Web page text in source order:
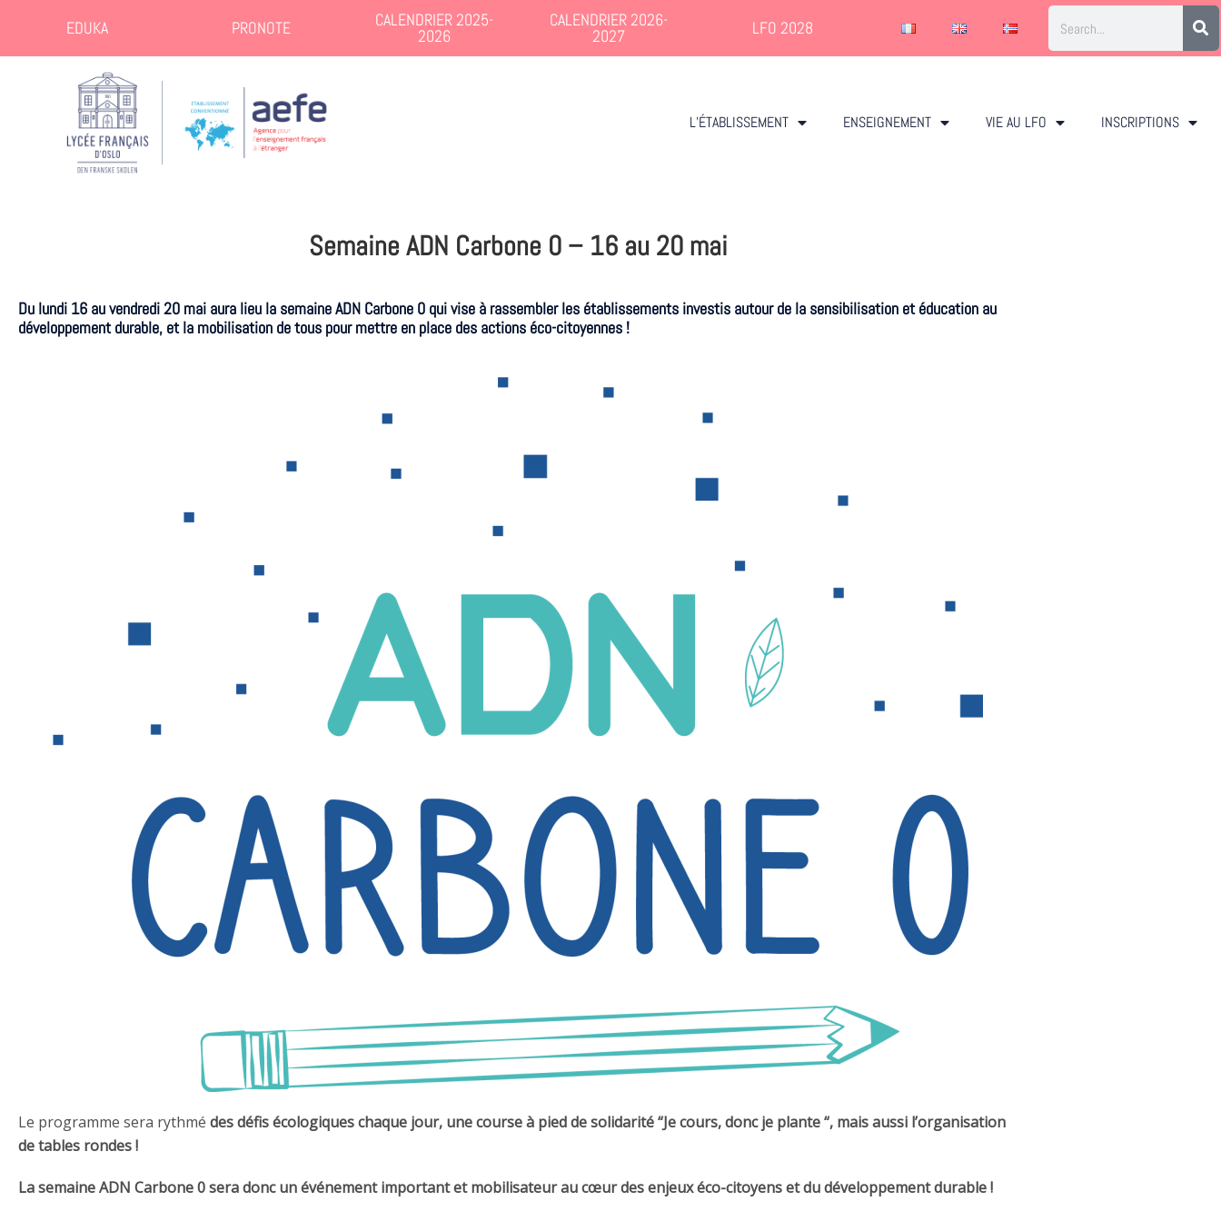
EDUKA PRONOTE CALENDRIER 2025-
2026
CALENDRIER 2026-
2027 LFO 2028
L’ÉTABLISSEMENT ENSEIGNEMENT VIE AU LFO INSCRIPTIONS
Semaine ADN Carbone 0 – 16 au 20 mai
Du lundi 16 au vendredi 20 mai aura lieu la semaineADN Carbone 0 qui vise à rassembler les établissements investis autour de la sensibilisation et éducation au
développement durable, et la mobilisation de tous pour mettre en place des actions éco-citoyennes !
Le programme sera rythmé des défis écologiques chaque jour, une course à pied de solidarité “Je cours, donc je plante “, mais aussi l’organisation
de tables rondes !
La semaineADN Carbone0sera donc un événement important et mobilisateur au cœur des enjeux éco-citoyens et du développement durable !